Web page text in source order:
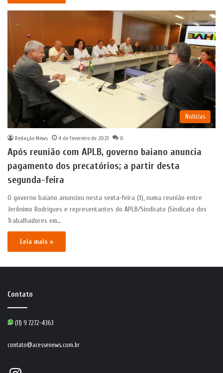
Notícias
Redação News 4 de fevereiro de 2023 0
Após reunião com APLB, governo baiano anuncia
pagamento dos precatórios; a partir desta
segunda-feira
O governo baiano anunciou nesta sexta-feira (3), numa reunião entre
Jerônimo Rodrigues e representantes do APLB/Sindicato (Sindicato dos
Trabalhadores em…
Leia mais »
Contato
(11) 9 7272-4363
contato@acessenews.com.br
Instagram